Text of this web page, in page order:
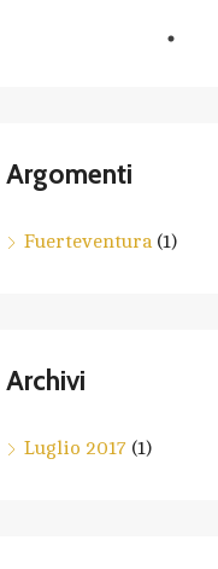
Argomenti
Fuerteventura(1)
Archivi
Luglio 2017 (1)